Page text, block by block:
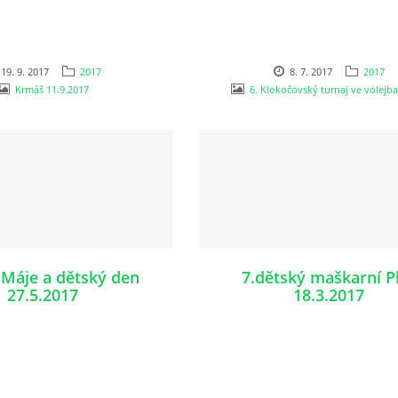
19. 9. 2017
2017
Krmáš 11.9.2017
8. 7. 2017
2017
6. Klokočovský turnaj ve
a dětský den
27.5.2017
7.dětský maškarní
18.3.2017